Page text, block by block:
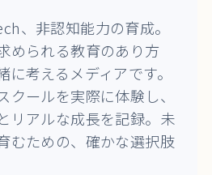
、非認知能力の育成。
められる教育のあり方
考えるメディアです。
クールを実際に体験し、
リアルな成長を記録。未
むための、確かな選択肢